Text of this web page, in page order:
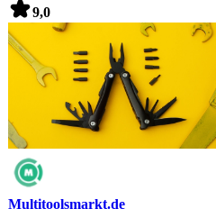
9,0
Multitoolsmarkt.de